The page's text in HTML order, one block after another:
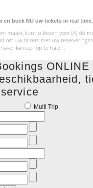
en boek NU uw tickets in real time.
maakt, kunt u kiezen voor (A) de
om uw tickets met uw
op te halen.
ONLINE
Multi Trip